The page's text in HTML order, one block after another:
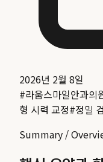
2026년 2월 8일
#라움스마일안과의
형 시력 교정#정밀
Summary /